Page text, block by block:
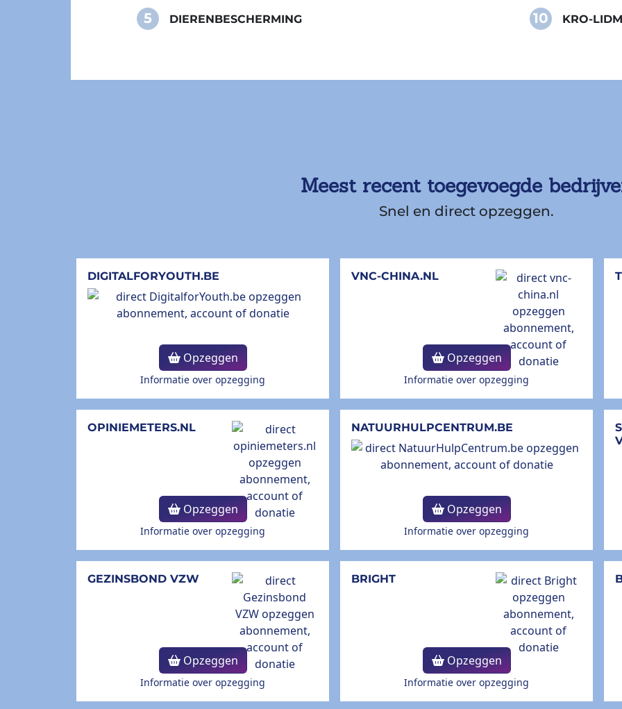
5 DIERENBESCHERMING 10 KRO-
Meest recent toegevoegde
Snel en direct opzeggen.
DIGITALFORYOUTH.BE
Opzeggen
Informatie over opzegging
VNC-CHINA.NL
Opzeggen
Informatie over opzegging
OPINIEMETERS.NL
Opzeggen
Informatie over opzegging
NATUURHULPCENTRUM.BE
Opzeggen
Informatie over opzegging
GEZINSBOND VZW
Opzeggen
Informatie over opzegging
BRIGHT
Opzeggen
Informatie over opzegging